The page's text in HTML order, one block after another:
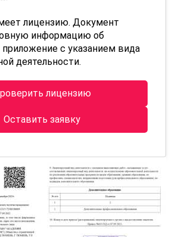
лицензию. Документ
информацию об
приложение с указанием вида
деятельности.
лицензию
Оставить заявку